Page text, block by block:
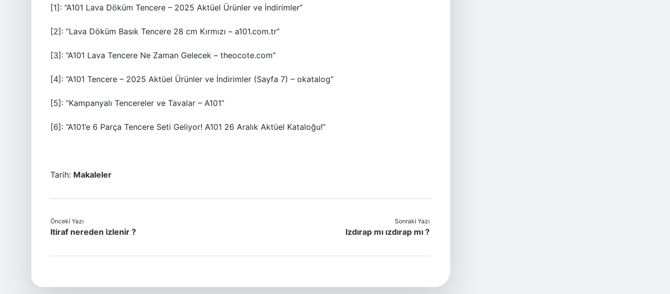
[1]: “A101 Lava Döküm Tencere – 2025 Aktüel Ürünler ve İndirimler”
[2]: “Lava Döküm Basık Tencere 28 cm Kırmızı – a101.com.tr”
[3]: “A101 Lava Tencere Ne Zaman Gelecek – theocote.com”
[4]: “A101 Tencere – 2025 Aktüel Ürünler ve İndirimler (Sayfa 7) – okatalog”
[5]: “Kampanyalı Tencereler ve Tavalar – A101”
[6]: “A101’e 6 Parça Tencere Seti Geliyor! A101 26 Aralık Aktüel Kataloğu!”
Tarih: Makaleler
Önceki Yazı
Itiraf nereden izlenir ?
Sonraki Yazı
Izdırap mı ızdırap mı ?